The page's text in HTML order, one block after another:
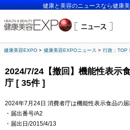
健康と美容のニュースなら健康
健康美容EXPO 健康美容EXPOニュース 行政：TOP
2024/7/24【撤回】機能性表示
庁 [ 35件 ]
2024年7月24日 消費者庁は機能性表示食品の届
・届出番号/A2
・届出日/2015/4/13